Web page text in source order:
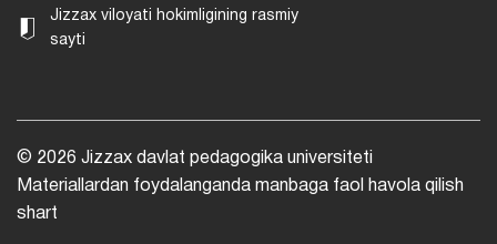
Jizzax viloyati hokimligining rasmiy
sayti
© 2026 Jizzax davlat pedagogika universiteti
Materiallardan foydalanganda manbaga faol havola qilish
shart